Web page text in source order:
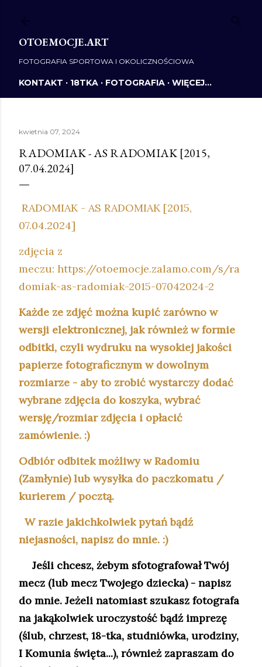
OTOEMOCJE.ART
FOTOGRAFIA SPORTOWA I OKOLICZNOŚCIOWA
KONTAKT 18TKA FOTOGRAFIA WIĘCEJ…
kwietnia 07, 2024
RADOMIAK - AS RADOMIAK [2015,
07.04.2024]
RADOMIAK - AS RADOMIAK [2015,
07.04.2024]
zdjęcia z
meczu: https://otoemocje.zalamo.com/s/ra
domiak-as-radomiak-2015-07042024-2
Każde ze zdjęć można kupić zarówno w
wersji elektronicznej, jak również w formie
odbitki, czyli wydruku na wysokiej jakości
papierze fotograficznym w dowolnym
rozmiarze - aby to zrobić wystarczy dodać
wybrane zdjęcia do koszyka, wybrać
wersję/rozmiar zdjęcia i opłacić
zamówienie. :)
Odbiór odbitek możliwy w Radomiu
(Zamłynie) lub wysyłka do paczkomatu /
kurierem / pocztą.
W razie jakichkolwiek pytań bądź
niejasności, napisz do mnie. :)
Jeśli chcesz, żebym sfotografował Twój
mecz (lub mecz Twojego dziecka) - napisz
do mnie. Jeżeli natomiast szukasz fotografa
na jakąkolwiek uroczystość bądź imprezę
(ślub, chrzest, 18-tka, studniówka, urodziny,
I Komunia święta...), również zapraszam do